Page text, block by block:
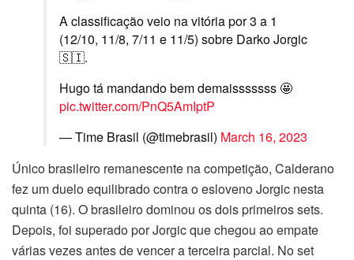
A classificação veio na vitória por 3 a 1
(12/10, 11/8, 7/11 e 11/5) sobre Darko Jorgic
🇸🇮.
Hugo tá mandando bem demaisssssss 🤩
pic.twitter.com/PnQ5AmIptP
— Time Brasil (@timebrasil) March 16, 2023
Único brasileiro remanescente na competição, Calderano
fez um duelo equilibrado contra o esloveno Jorgic nesta
quinta (16). O brasileiro dominou os dois primeiros sets.
Depois, foi superado por Jorgic que chegou ao empate
várias vezes antes de vencer a terceira parcial. No set